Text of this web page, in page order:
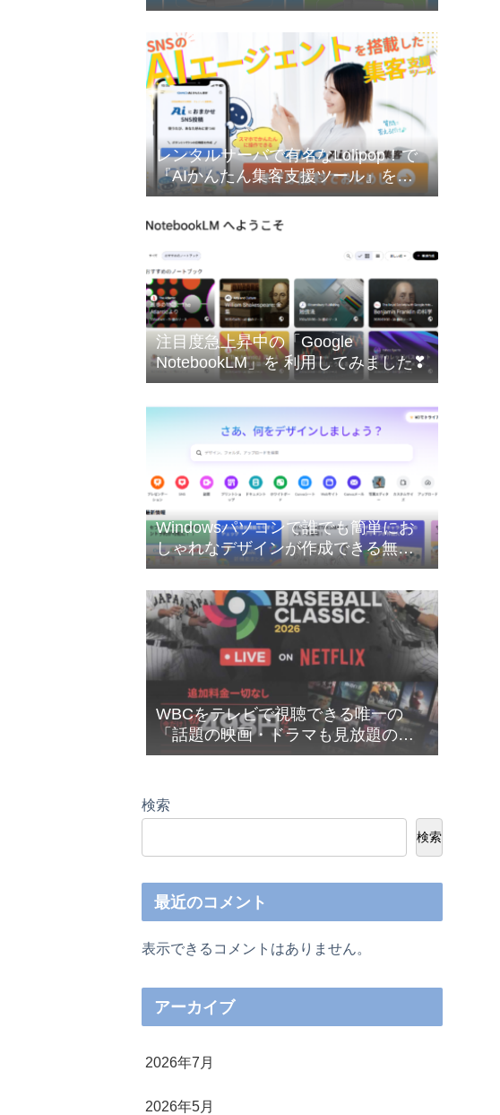
乾電池型バッテリー」の購入検討に
ついて❣
レンタルサーバで有名なLolipop！で
『AIかんたん集客支援ツール』を無
料でお試しできます❣
注目度急上昇中の「Google
NotebookLM」を 利用してみました❣
Windowsパソコンで誰でも簡単にお
しゃれなデザインが作成できる無料
のオンライングラフィックデザイン
ツールのCanva（キャンバ）を使って
みたした❣
WBCをテレビで視聴できる唯一の
「話題の映画・ドラマも見放題の
Netflix（ネットフリックス）」が今だ
検索
検索
最近のコメント
表示できるコメントはありません。
アーカイブ
2026年7月
2026年5月